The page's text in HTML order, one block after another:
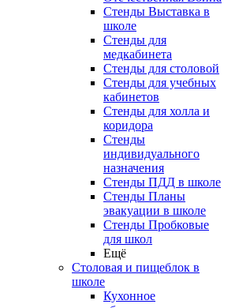
Стенды Выставка в
школе
Стенды для
медкабинета
Стенды для столовой
Стенды для учебных
кабинетов
Стенды для холла и
коридора
Стенды
индивидуального
назначения
Стенды ПДД в школе
Стенды Планы
эвакуации в школе
Стенды Пробковые
для школ
Ещё
Столовая и пищеблок в
школе
Кухонное